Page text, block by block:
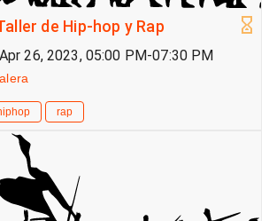
de Hip-hop y Rap
26, 2023, 05:00 PM-07:30 PM
rap